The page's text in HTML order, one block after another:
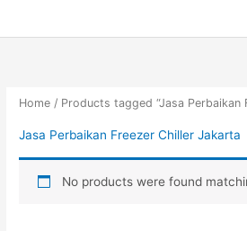
Home / Products tagged “Jasa Perbaikan
Jasa Perbaikan Freezer Chiller Jakarta
No products were found